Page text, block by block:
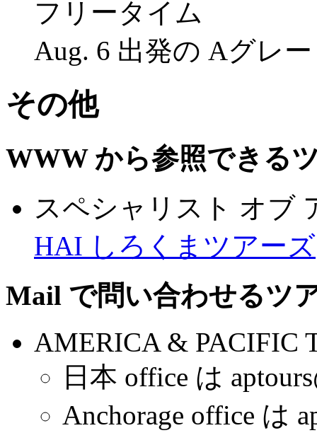
フリータイム
Aug. 6 出発の Aグレ
その他
WWW から参照できる
スペシャリスト オブ
HAI しろくまツアーズ
Mail で問い合わせるツ
AMERICA & PACIFIC
日本 office は
Anchorage office は